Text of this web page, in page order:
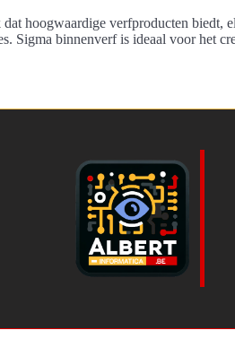
dat hoogwaardige verfproducten
Sigma binnenverf is ideaal voor het